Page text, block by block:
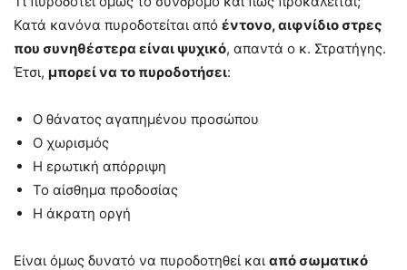
Κατά κανόνα πυροδοτείται από έντονο, αιφνίδιο στρες
που συνηθέστερα είναι ψυχικό, απαντά ο κ. Στρατήγης.
Έτσι, μπορεί να το πυροδοτήσει:
Ο θάνατος αγαπημένου προσώπου
Ο χωρισμός
Η ερωτική απόρριψη
Το αίσθημα προδοσίας
Η άκρατη οργή
Είναι όμως δυνατό να πυροδοτηθεί και από σωματικό